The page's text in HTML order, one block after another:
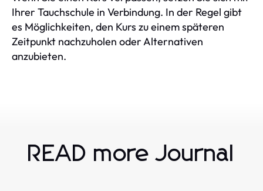
Ihrer Tauchschule in Verbindung. In der Regel gibt
es Möglichkeiten, den Kurs zu einem späteren
Zeitpunkt nachzuholen oder Alternativen
anzubieten.
READ more Journal